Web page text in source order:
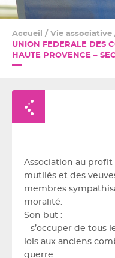
Accueil / Vie associative
UNION FEDERALE DES
HAUTE PROVENCE –
Association au
mutilés et des
membres
moralité.
Son but :
– s’occuper de tous
lois aux anciens
guerre.